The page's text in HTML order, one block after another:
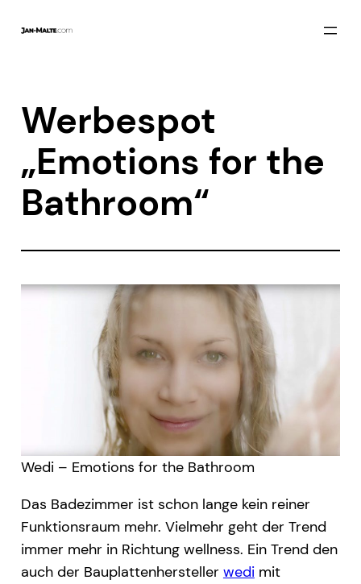
Inhalt
Werbespot
„Emotions for the
Bathroom“
Wedi – Emotions for the Bathroom
Das Badezimmer ist schon lange kein reiner
Funktionsraum mehr. Vielmehr geht der Trend
immer mehr in Richtung wellness. Ein Trend den
auch der Bauplattenhersteller wedi mit